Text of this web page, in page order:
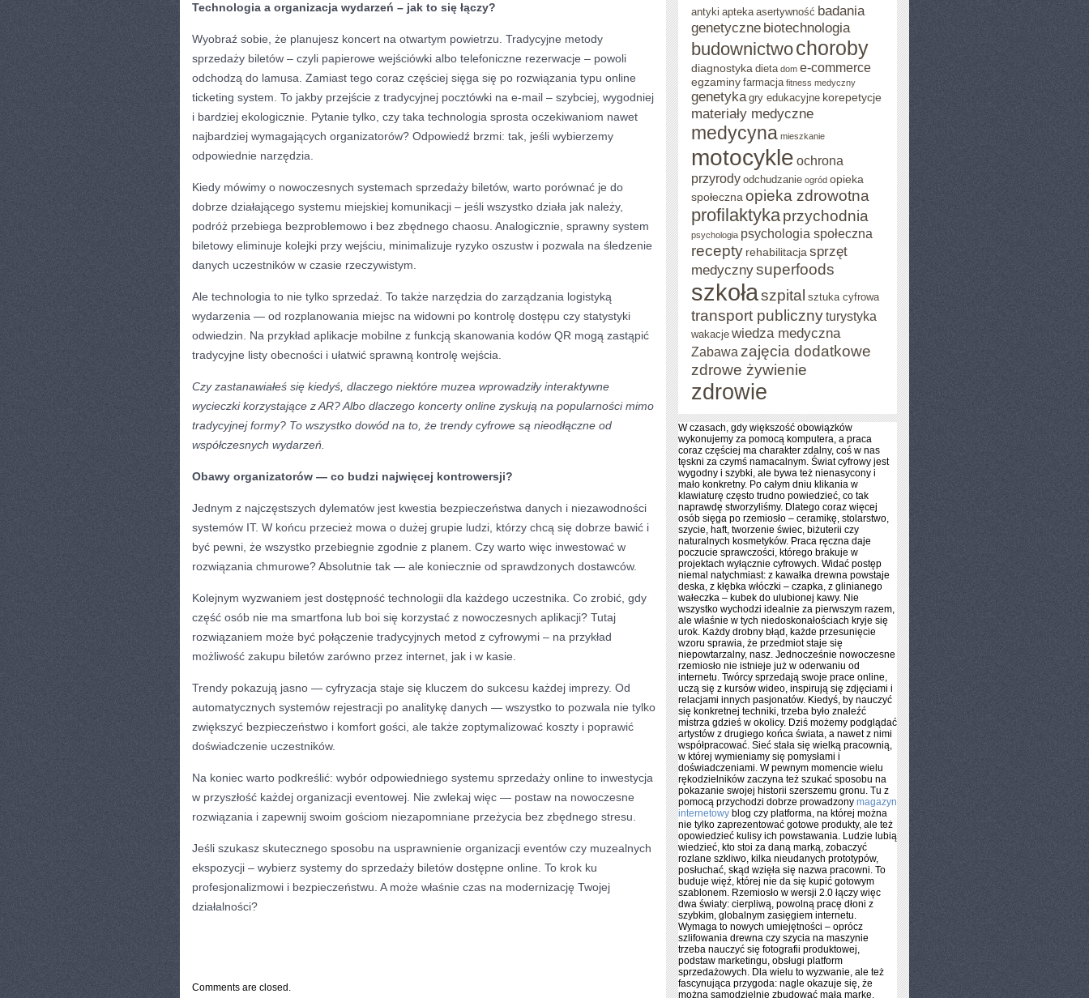
Technologia a organizacja wydarzeń – jak to się łączy?
Wyobraź sobie, że planujesz koncert na otwartym powietrzu. Tradycyjne metody
sprzedaży biletów – czyli papierowe wejściówki albo telefoniczne rezerwacje – powoli
odchodzą do lamusa. Zamiast tego coraz częściej sięga się po rozwiązania typu online
ticketing system. To jakby przejście z tradycyjnej pocztówki na e-mail – szybciej, wygodniej
i bardziej ekologicznie. Pytanie tylko, czy taka technologia sprosta oczekiwaniom nawet
najbardziej wymagających organizatorów? Odpowiedź brzmi: tak, jeśli wybierzemy
odpowiednie narzędzia.
Kiedy mówimy o nowoczesnych systemach sprzedaży biletów, warto porównać je do
dobrze działającego systemu miejskiej komunikacji – jeśli wszystko działa jak należy,
podróż przebiega bezproblemowo i bez zbędnego chaosu. Analogicznie, sprawny system
biletowy eliminuje kolejki przy wejściu, minimalizuje ryzyko oszustw i pozwala na śledzenie
danych uczestników w czasie rzeczywistym.
Ale technologia to nie tylko sprzedaż. To także narzędzia do zarządzania logistyką
wydarzenia — od rozplanowania miejsc na widowni po kontrolę dostępu czy statystyki
odwiedzin. Na przykład aplikacje mobilne z funkcją skanowania kodów QR mogą zastąpić
tradycyjne listy obecności i ułatwić sprawną kontrolę wejścia.
Czy zastanawiałeś się kiedyś, dlaczego niektóre muzea wprowadziły interaktywne
wycieczki korzystające z AR? Albo dlaczego koncerty online zyskują na popularności mimo
tradycyjnej formy? To wszystko dowód na to, że trendy cyfrowe są nieodłączne od
współczesnych wydarzeń.
Obawy organizatorów — co budzi najwięcej kontrowersji?
Jednym z najczęstszych dylematów jest kwestia bezpieczeństwa danych i niezawodności
systemów IT. W końcu przecież mowa o dużej grupie ludzi, którzy chcą się dobrze bawić i
być pewni, że wszystko przebiegnie zgodnie z planem. Czy warto więc inwestować w
rozwiązania chmurowe? Absolutnie tak — ale koniecznie od sprawdzonych dostawców.
Kolejnym wyzwaniem jest dostępność technologii dla każdego uczestnika. Co zrobić, gdy
część osób nie ma smartfona lub boi się korzystać z nowoczesnych aplikacji? Tutaj
rozwiązaniem może być połączenie tradycyjnych metod z cyfrowymi – na przykład
możliwość zakupu biletów zarówno przez internet, jak i w kasie.
Trendy pokazują jasno — cyfryzacja staje się kluczem do sukcesu każdej imprezy. Od
automatycznych systemów rejestracji po analitykę danych — wszystko to pozwala nie tylko
zwiększyć bezpieczeństwo i komfort gości, ale także zoptymalizować koszty i poprawić
doświadczenie uczestników.
Na koniec warto podkreślić: wybór odpowiedniego systemu sprzedaży online to inwestycja
w przyszłość każdej organizacji eventowej. Nie zwlekaj więc — postaw na nowoczesne
rozwiązania i zapewnij swoim gościom niezapomniane przeżycia bez zbędnego stresu.
Jeśli szukasz skutecznego sposobu na usprawnienie organizacji eventów czy muzealnych
ekspozycji – wybierz systemy do sprzedaży biletów dostępne online. To krok ku
profesjonalizmowi i bezpieczeństwu. A może właśnie czas na modernizację Twojej
działalności?
Comments are closed.
antyki apteka asertywność badania
genetyczne biotechnologia
budownictwochoroby
diagnostyka dieta dom e-commerce
egzaminy farmacja fitness medyczny
genetyka gry edukacyjne korepetycje
materiały medyczne
medycyna mieszkanie
motocykle ochrona
przyrody odchudzanie ogród opieka
społeczna opieka zdrowotna
profilaktykaprzychodnia
psychologia psychologia społeczna
recepty rehabilitacja sprzęt
medycznysuperfoods
szkołaszpital sztuka cyfrowa
transport publicznyturystyka
wakacje wiedza medyczna
Zabawa zajęcia dodatkowe
zdrowe żywienie
zdrowie
W czasach, gdy większość obowiązków
wykonujemy za pomocą komputera, a praca
coraz częściej ma charakter zdalny, coś w nas
tęskni za czymś namacalnym. Świat cyfrowy jest
wygodny i szybki, ale bywa też nienasycony i
mało konkretny. Po całym dniu klikania w
klawiaturę często trudno powiedzieć, co tak
naprawdę stworzyliśmy. Dlatego coraz więcej
osób sięga po rzemiosło – ceramikę, stolarstwo,
szycie, haft, tworzenie świec, biżuterii czy
naturalnych kosmetyków. Praca ręczna daje
poczucie sprawczości, którego brakuje w
projektach wyłącznie cyfrowych. Widać postęp
niemal natychmiast: z kawałka drewna powstaje
deska, z kłębka włóczki – czapka, z glinianego
wałeczka – kubek do ulubionej kawy. Nie
wszystko wychodzi idealnie za pierwszym razem,
ale właśnie w tych niedoskonałościach kryje się
urok. Każdy drobny błąd, każde przesunięcie
wzoru sprawia, że przedmiot staje się
niepowtarzalny, nasz. Jednocześnie nowoczesne
rzemiosło nie istnieje już w oderwaniu od
internetu. Twórcy sprzedają swoje prace online,
uczą się z kursów wideo, inspirują się zdjęciami i
relacjami innych pasjonatów. Kiedyś, by nauczyć
się konkretnej techniki, trzeba było znaleźć
mistrza gdzieś w okolicy. Dziś możemy podglądać
artystów z drugiego końca świata, a nawet z nimi
współpracować. Sieć stała się wielką pracownią,
w której wymieniamy się pomysłami i
doświadczeniami. W pewnym momencie wielu
rękodzielników zaczyna też szukać sposobu na
pokazanie swojej historii szerszemu gronu. Tu z
pomocą przychodzi dobrze prowadzony magazyn
internetowy blog czy platforma, na której można
nie tylko zaprezentować gotowe produkty, ale też
opowiedzieć kulisy ich powstawania. Ludzie lubią
wiedzieć, kto stoi za daną marką, zobaczyć
rozlane szkliwo, kilka nieudanych prototypów,
posłuchać, skąd wzięła się nazwa pracowni. To
buduje więź, której nie da się kupić gotowym
szablonem. Rzemiosło w wersji 2.0 łączy więc
dwa światy: cierpliwą, powolną pracę dłoni z
szybkim, globalnym zasięgiem internetu.
Wymaga to nowych umiejętności – oprócz
szlifowania drewna czy szycia na maszynie
trzeba nauczyć się fotografii produktowej,
podstaw marketingu, obsługi platform
sprzedażowych. Dla wielu to wyzwanie, ale też
fascynująca przygoda: nagle okazuje się, że
można samodzielnie zbudować małą markę,